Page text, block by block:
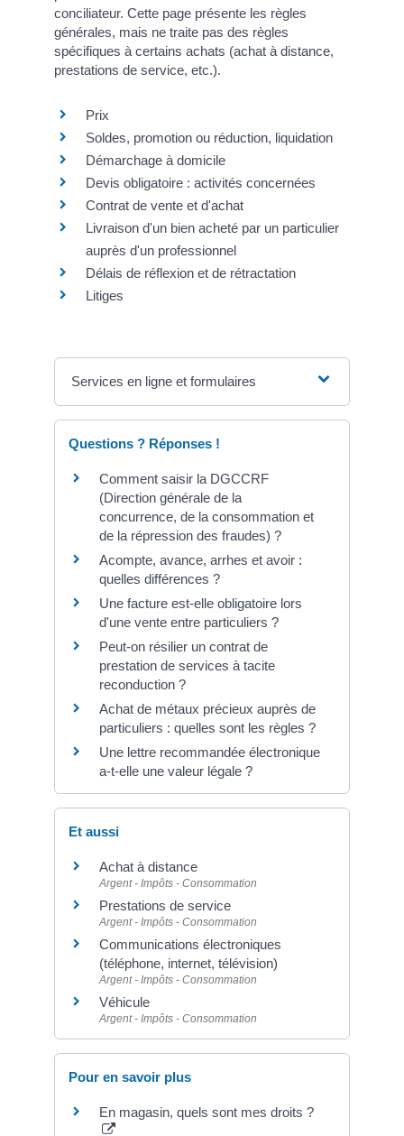
conciliateur. Cette page présente les règles
générales, mais ne traite pas des règles
spécifiques à certains achats (achat à distance,
prestations de service, etc.).
Prix
Soldes, promotion ou réduction, liquidation
Démarchage à domicile
Devis obligatoire : activités concernées
Contrat de vente et d'achat
Livraison d'un bien acheté par un particulier
auprès d'un professionnel
Délais de réflexion et de rétractation
Litiges
Services en ligne et formulaires
Questions ? Réponses !
Comment saisir la DGCCRF
(Direction générale de la
concurrence, de la consommation et
de la répression des fraudes) ?
Acompte, avance, arrhes et avoir :
quelles différences ?
Une facture est-elle obligatoire lors
d'une vente entre particuliers ?
Peut-on résilier un contrat de
prestation de services à tacite
reconduction ?
Achat de métaux précieux auprès de
particuliers : quelles sont les règles ?
Une lettre recommandée électronique
a-t-elle une valeur légale ?
Et aussi
Achat à distance
Argent - Impôts - Consommation
Prestations de service
Argent - Impôts - Consommation
Communications électroniques
(téléphone, internet, télévision)
Argent - Impôts - Consommation
Véhicule
Argent - Impôts - Consommation
Pour en savoir plus
En magasin, quels sont mes droits ?